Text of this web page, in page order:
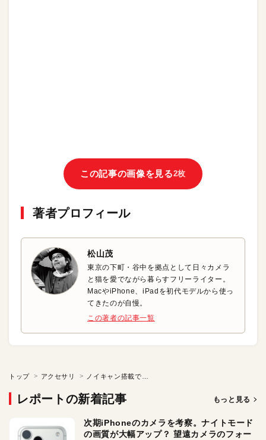
この記事の画像を見る2枚
著者プロフィール
松山茂
東京の下町・谷中を拠点として日々カメラ
と猫を愛でながら暮らすフリーライター。
MacやiPhone、iPadを初代モデルから使っ
てきたのが自慢。
この著者の記事一覧
トップ アクセサリ
レポートの新着記事 もっと見る
次期iPhoneのカメラを考察。ナイトモード
の画質が大幅アップ？ 望遠カメラのフォー